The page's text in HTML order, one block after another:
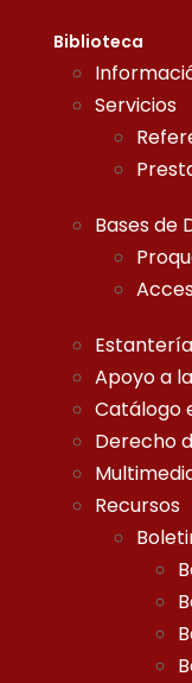
Biblioteca
Servicios
Bases de
Apoyo a
Catálogo
Derecho
Recursos